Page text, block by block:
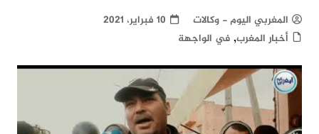
المغربي اليوم - وكالات
10 فبراير، 2021
أخبار المغرب, في الواجهة